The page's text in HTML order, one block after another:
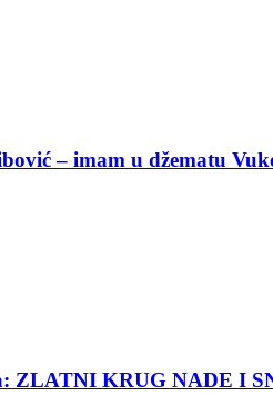
– imam u džematu
ZLATNI KRUG NADE I